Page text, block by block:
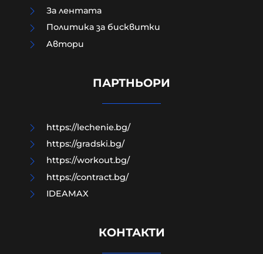
Чудо в „Пирогов“: 15-годишният
отново ходи
За лентата
Политика за бисквитки
Aвтори
ПАРТНЬОРИ
https://lechenie.bg/
https://gradski.bg/
https://workout.bg/
https://contract.bg/
IDEAMAX
КОНТАКТИ